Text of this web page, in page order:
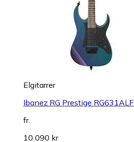
Elgitarrer
Ibanez RG Prestige RG631ALF
fr.
10 090 kr